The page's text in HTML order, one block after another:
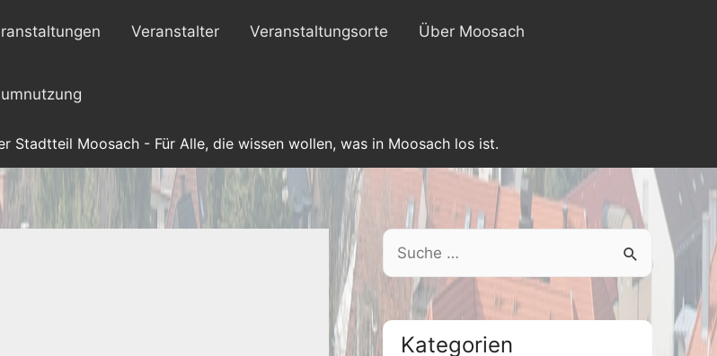
Veranstalter Veranstaltungsorte Über Moosach
Stadtteil Moosach - Für Alle, die wissen wollen, was in Moosach los ist.
e
Kategorien